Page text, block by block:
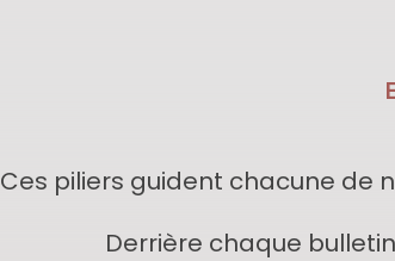
Ces piliers guident chacune de
Derrière chaque